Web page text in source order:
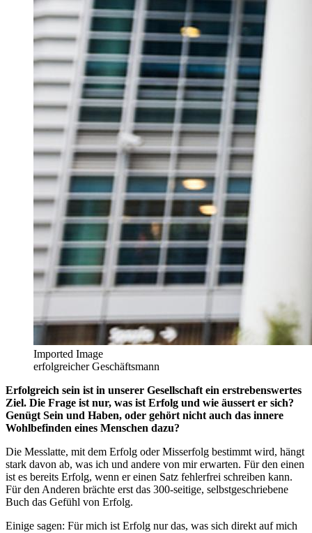
Imported Image
erfolgreicher Geschäftsmann
Erfolgreich sein ist in unserer Gesellschaft ein erstrebenswertes
Ziel. Die Frage ist nur, was ist Erfolg und wie äussert er sich?
Genügt Sein und Haben, oder gehört nicht auch das innere
Wohlbefinden eines Menschen dazu?
Die Messlatte, mit dem Erfolg oder Misserfolg bestimmt wird, hängt
stark davon ab, was ich und andere von mir erwarten. Für den einen
ist es bereits Erfolg, wenn er einen Satz fehlerfrei schreiben kann.
Für den Anderen brächte erst das 300-seitige, selbstgeschriebene
Buch das Gefühl von Erfolg.
Einige sagen: Für mich ist Erfolg nur das, was sich direkt auf mich